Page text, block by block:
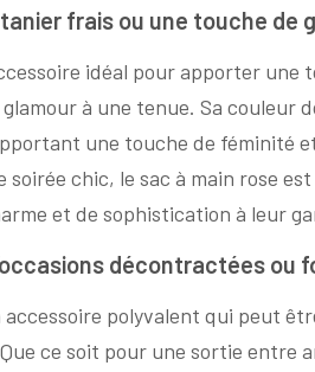
frais ou une touche de
idéal pour apporter
à une tenue. Sa couleur
une touche de féminité
soirée chic, le sac à main rose
et de sophistication à leur
décontractées ou
accessoire polyvalent qui peut
ce soit pour une sortie entre